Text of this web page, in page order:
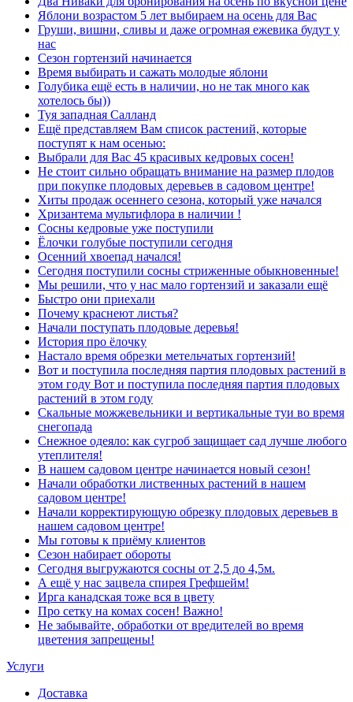
Яблони возрастом 5 лет выбираем на осень для Вас
Груши, вишни, сливы и даже огромная ежевика будут у
нас
Сезон гортензий начинается
Время выбирать и сажать молодые яблони
Голубика ещё есть в наличии, но не так много как
хотелось бы))
Туя западная Салланд
Ещё представляем Вам список растений, которые
поступят к нам осенью:
Выбрали для Вас 45 красивых кедровых сосен!
Не стоит сильно обращать внимание на размер плодов
при покупке плодовых деревьев в садовом центре!
Хиты продаж осеннего сезона, который уже начался
Хризантема мультифлора в наличии !
Сосны кедровые уже поступили
Ёлочки голубые поступили сегодня
Осенний хвоепад начался!
Сегодня поступили сосны стриженные обыкновенные!
Мы решили, что у нас мало гортензий и заказали ещё
Быстро они приехали
Почему краснеют листья?
Начали поступать плодовые деревья!
История про ёлочку
Настало время обрезки метельчатых гортензий!
Вот и поступила последняя партия плодовых растений в
этом году Вот и поступила последняя партия плодовых
растений в этом году
Скальные можжевельники и вертикальные туи во время
снегопада
Снежное одеяло: как сугроб защищает сад лучше любого
утеплителя!
В нашем садовом центре начинается новый сезон!
Начали обработки лиственных растений в нашем
садовом центре!
Начали корректирующую обрезку плодовых деревьев в
нашем садовом центре!
Мы готовы к приёму клиентов
Сезон набирает обороты
Сегодня выгружаются сосны от 2,5 до 4,5м.
А ещё у нас зацвела спирея Грефшейм!
Ирга канадская тоже вся в цвету
Про сетку на комах сосен! Важно!
Не забывайте, обработки от вредителей во время
цветения запрещены!
Услуги
Доставка